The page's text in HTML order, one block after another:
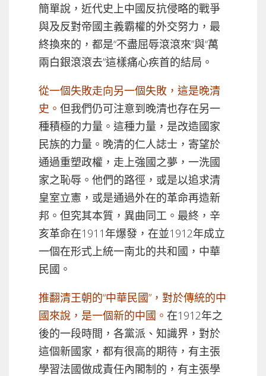
簡單說，近代史上中國反抗侵略的戰爭
與及反對帝國主義霸權的外交努力，最
終換來的，都是“不盡屈辱滾滾來”與“萬
兩白銀滾滾去”這樣痛心疾首的結局。
從一個失敗走向另一個失敗，這是晚清
史。 但我們仍可注意到晚清也存在另一
種積極的力量。這種力量，是改造國家
民族的力量。晚清的仁人誌士，寄望於
通過重塑政權，走上強國之夢，一洗國
家之恥辱。他們的路徑，或是以追求清
皇室立憲，或是通過外在的革命再造新
邦。但究其本質，異曲同工。最終，辛
亥革命在1911年爆發，在並1912年成立
一個在形式上統一南北的共和國，中華
民國。
推翻清王朝的“中華民國”，對於傳統的中
國來說，是一個新的中國。 在1912年之
後的一段時間，各黨派、知識界，對於
這個新國家，都有很高的期待，有主張
學習法國做成責任內閣制的，有主張學